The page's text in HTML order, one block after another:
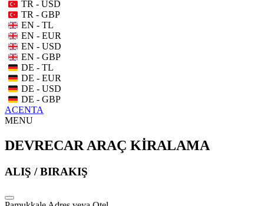
TR - USD
TR - GBP
EN - TL
EN - EUR
EN - USD
EN - GBP
DE - TL
DE - EUR
DE - USD
DE - GBP
ACENTA
MENU
DEVRECAR ARAÇ KİRALAMA
ALIŞ / BIRAKIŞ